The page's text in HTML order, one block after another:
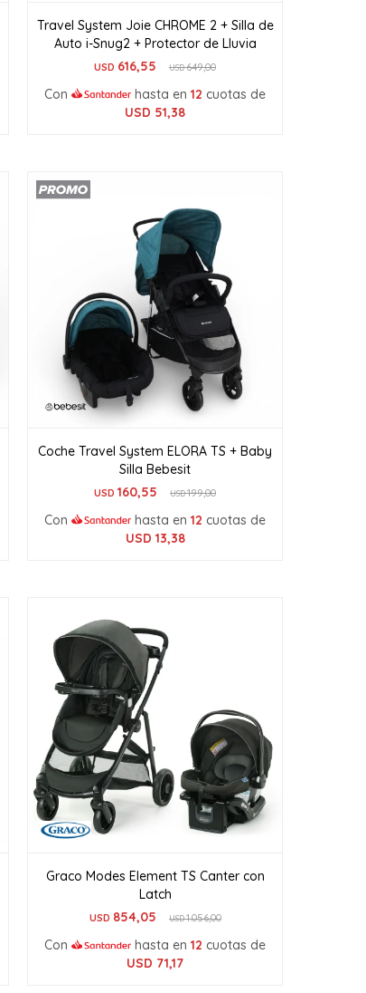
Travel System Joie CHROME 2 + Silla de
Auto i-Snug2 + Protector de Lluvia
USD 616,55 USD649,00
Con hasta en12 cuotas de
USD 51,38
Coche Travel System ELORA TS + Baby
Silla Bebesit
USD 160,55 USD199,00
Con hasta en12 cuotas de
USD 13,38
Graco Modes Element TS Canter con
Latch
USD 854,05 USD1.056,00
Con hasta en12 cuotas de
USD 71,17